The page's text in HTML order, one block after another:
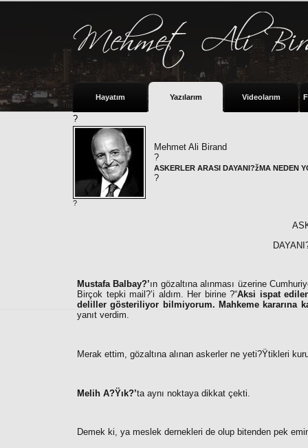
Hayatım Yazılarım Videolarım
?
Mehmet Ali Birand
?
ASKERLER ARASI DAYANI?žMA NEDEN
?
?
Mustafa Balbay?’ın gözaltına alınması üzerine
Birçok tepki mail?’i aldım. Her birine ?“Aksi ispat
deliller gösteriliyor bilmiyorum. Mahkeme kararına
yanıt verdim.
Merak ettim, gözaltına alınan askerler ne yeti?Ÿtikleri
Melih A?Ÿık?’ta aynı noktaya dikkat çekti.
Demek ki, ya meslek dernekleri de olup bitenden pek